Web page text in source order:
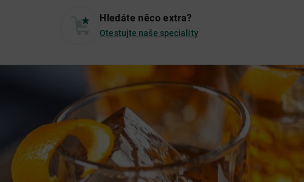
Hledáte něco extra?
Otestujte naše speciality